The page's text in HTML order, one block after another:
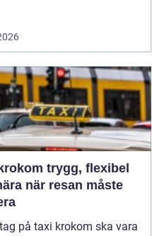
trygg, flexibel
när resan måste
på taxi krokom ska vara